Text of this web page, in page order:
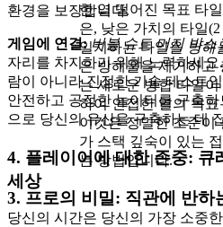
한 열 떨어진 목표 타
은, 낮은 가치의 타일
일치하는 타일을 방해
은 방해물을 제거하고
는 새로운 병합 타일
하여 인접한 열의 목
이것은 정밀한 조준이
가 스택 깊숙이 있는
는 방법입니다.
3. 프로의 비밀: 직관에 반하
환경을 보장합니다.
게임에 연결: 버블 슈트 머지 박스
자리를 차지하기 위해 노력하세
람이 아니라 진정한 기술 테스트
안전하고 공정한 놀이터를 구축
으로 당신의 유산을 구축하는 데
4. 플레이어에 대한 존중: 큐
세상
당신의 시간은 당신의 가장 소중